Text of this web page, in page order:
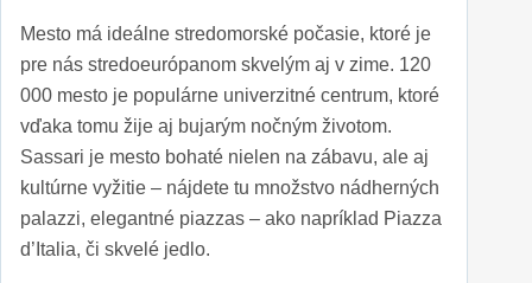
Mesto má ideálne stredomorské počasie, ktoré je
pre nás stredoeurópanom skvelým aj v zime. 120
000 mesto je populárne univerzitné centrum, ktoré
vďaka tomu žije aj bujarým nočným životom.
Sassari je mesto bohaté nielen na zábavu, ale aj
kultúrne vyžitie – nájdete tu množstvo nádherných
palazzi, elegantné piazzas – ako napríklad Piazza
d’Italia, či skvelé jedlo.